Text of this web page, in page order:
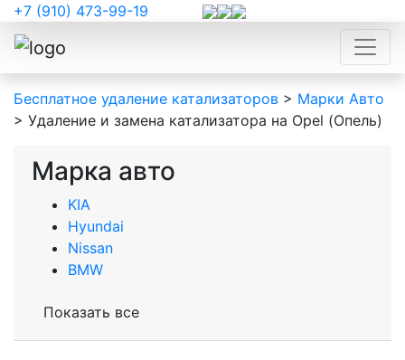
+7 (910) 473-99-19
Бесплатное удаление катализаторов > Марки Авто
> Удаление и замена катализатора на Opel (Опель)
Марка авто
KIA
Hyundai
Nissan
BMW
Показать все